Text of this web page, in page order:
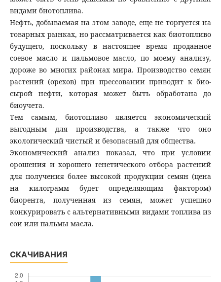
видами биотоплива.
Нефть, добываемая на этом заводе, еще не торгуется на
товарных рынках, но рассматривается как биотопливо
будущего, поскольку в настоящее время проданное
соевое масло и пальмовое масло, по моему анализу,
дороже во многих районах мира. Производство семян
растений (орехов) при прессовании приводит к био-
сырой нефти, которая может быть обработана до
биоучета.
Тем самым, биотопливо является экономический
выгодным для производства, а также что оно
экологический чистый и безопасный для общества.
Экономический анализ показал, что при условии
орошения и хорошего генетического отбора растений
для получения более высокой продукции семян (цена
на килограмм будет определяющим фактором)
биорента, полученная из семян, может успешно
конкурировать с альтернативными видами топлива из
сои или пальмы масла.
СКАЧИВАНИЯ